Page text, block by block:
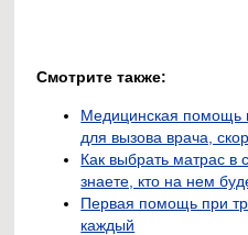
Смотрите также:
Медицинская помощь
для вызова врача,
Как выбрать матрас
знаете, кто на нем
Первая помощь при
каждый